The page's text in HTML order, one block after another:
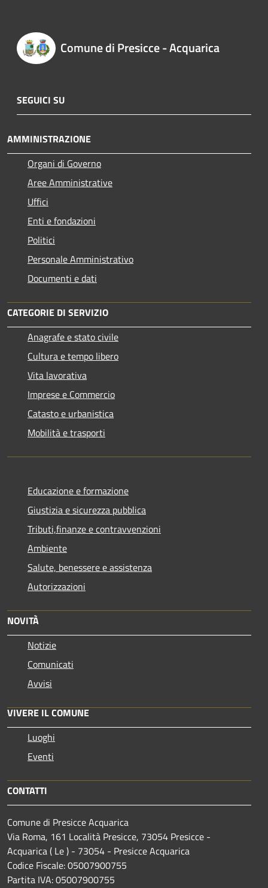
Comune di Presicce - Acquarica
SEGUICI SU
AMMINISTRAZIONE
Organi di Governo
Aree Amministrative
Uffici
Enti e fondazioni
Politici
Personale Amministrativo
Documenti e dati
CATEGORIE DI SERVIZIO
Anagrafe e stato civile
Cultura e tempo libero
Vita lavorativa
Imprese e Commercio
Catasto e urbanistica
Mobilità e trasporti
Educazione e formazione
Giustizia e sicurezza pubblica
Tributi,finanze e contravvenzioni
Ambiente
Salute, benessere e assistenza
Autorizzazioni
NOVITÀ
Notizie
Comunicati
Avvisi
VIVERE IL COMUNE
Luoghi
Eventi
CONTATTI
Comune di Presicce Acquarica
Via Roma, 161 Località Presicce, 73054 Presicce -
Acquarica ( Le ) - 73054 - Presicce Acquarica
Codice Fiscale: 05007900755
Partita IVA: 05007900755